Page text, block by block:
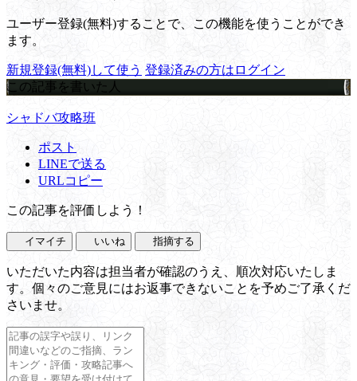
ユーザー登録(無料)することで、この機能を使うことができ
ます。
新規登録(無料)して使う 登録済みの方はログイン
この記事を書いた人
シャドバ攻略班
ポスト
LINEで送る
URLコピー
この記事を評価しよう！
イマイチ いいね 指摘する
いただいた内容は担当者が確認のうえ、順次対応いたしま
す。個々のご意見にはお返事できないことを予めご了承くだ
さいませ。